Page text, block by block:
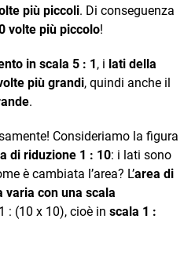
più piccoli. Di conseguenza
volte più piccolo!
in scala 5 : 1, i lati della
più grandi, quindi anche il
.
Consideriamo la figura
di riduzione 1 : 10: i lati sono
è cambiata l’area? L’area di
con una scala
: (10 x 10), cioè in scala 1 :